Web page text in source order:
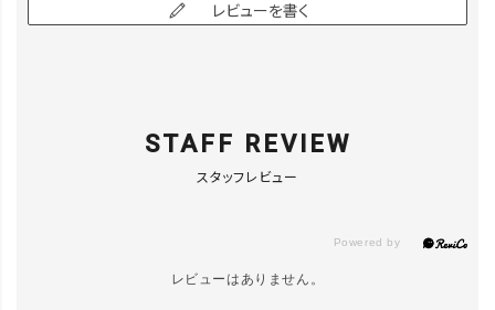
レビューを書く
STAFF REVIEW
スタッフレビュー
レビューはありません。